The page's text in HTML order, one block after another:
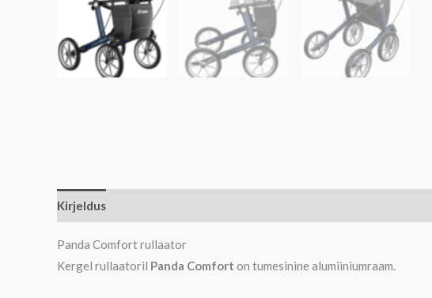
Kirjeldus
Panda Comfort rullaator
Kergel rullaatoril Panda Comfort on tumesinine alumiiniumraam.